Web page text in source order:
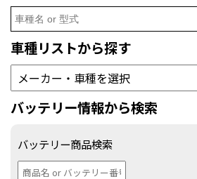
Search
for:
車種リストから探す
バッテリー情報から検索
バッテリー商品検索